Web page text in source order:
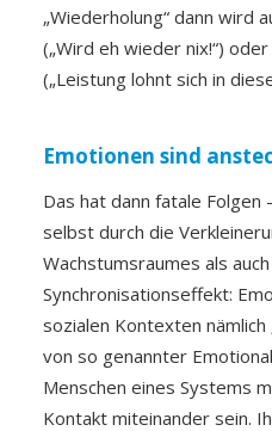
„Wiederholung“ dann wird
(„Wird eh wieder nix!“)
(„Leistung lohnt sich in
Emotionen sind
Das hat dann fatale Folgen
selbst durch die
Wachstumsraumes als
Synchronisationseffekt:
sozialen Kontexten
von so genannter
Menschen eines Systems
Kontakt miteinander sein.